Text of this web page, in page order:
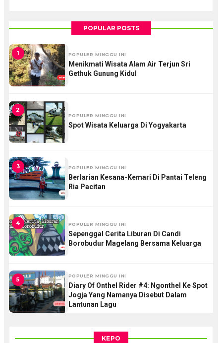
POPULAR POSTS
1 POPULER MINGGU INI
Menikmati Wisata Alam Air Terjun Sri
Gethuk Gunung Kidul
2
POPULER MINGGU INI
Spot Wisata Keluarga Di Yogyakarta
3 POPULER MINGGU INI
Berlarian Kesana-Kemari Di Pantai Teleng
Ria Pacitan
4 POPULER MINGGU INI
Sepenggal Cerita Liburan Di Candi
Borobudur Magelang Bersama Keluarga
5 POPULER MINGGU INI
Diary Of Onthel Rider #4: Ngonthel Ke Spot
Jogja Yang Namanya Disebut Dalam
Lantunan Lagu
KEPO